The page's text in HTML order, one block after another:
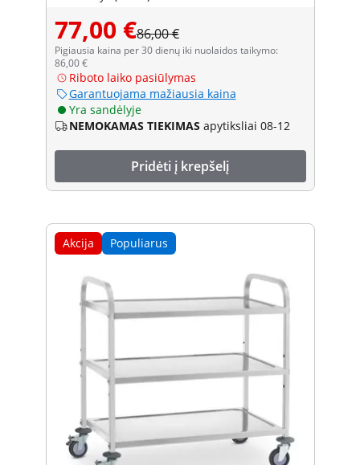
77,00 €86,00 €
Pigiausia kaina per 30 dienų iki nuolaidos taikymo:
86,00 €
Riboto laiko pasiūlymas
Garantuojama mažiausia kaina
Yra sandėlyje
NEMOKAMAS TIEKIMAS apytiksliai 08-12
Pridėti į krepšelį
Akcija Populiarus